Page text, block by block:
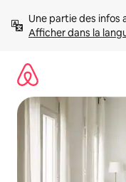
directement
Afficher dans la